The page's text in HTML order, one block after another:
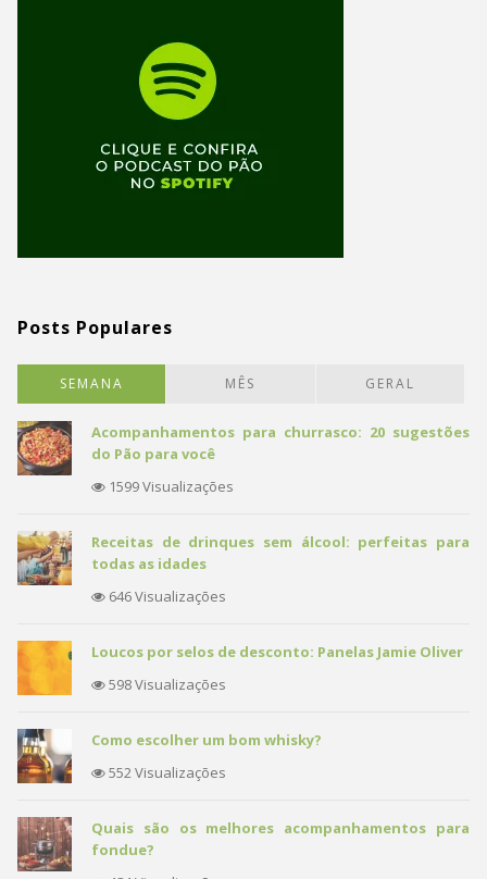
Posts Populares
SEMANA MÊS GERAL
Acompanhamentos para churrasco: 20 sugestões
do Pão para você
1599 Visualizações
Receitas de drinques sem álcool: perfeitas para
todas as idades
646 Visualizações
Loucos por selos de desconto: Panelas Jamie Oliver
598 Visualizações
Como escolher um bom whisky?
552 Visualizações
Quais são os melhores acompanhamentos para
fondue?